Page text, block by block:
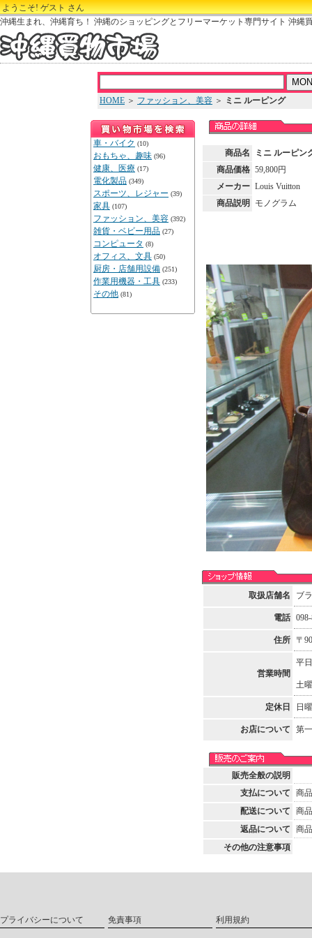
ようこそ! ゲスト さん
沖縄生まれ、沖縄育ち！ 沖縄のショッピングとフリーマーケット専門サイト 沖縄
HOME ＞ ファッション、美容 ＞ ミニ ルーピング
車・バイク (10)
おもちゃ、趣味 (96)
健康、医療 (17)
電化製品 (349)
スポーツ、レジャー (39)
家具 (107)
ファッション、美容 (392)
雑貨・ベビー用品 (27)
コンピュータ (8)
オフィス、文具 (50)
厨房・店舗用設備 (251)
作業用機器・工具 (233)
その他 (81)
商品名
ミニ ルーピン
商品価格 59,800円
メーカー Louis Vuitton
商品説明
モノグラム
取扱店舗名 ブ
電話
住所 〒
営業時間
平
土
定休日 日
お店について 第
販売全般の説明
支払について
商
配送について
商
返品について
商
その他の注意事項
プライバシーについて 免責事項 利用規約